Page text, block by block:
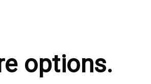
options.